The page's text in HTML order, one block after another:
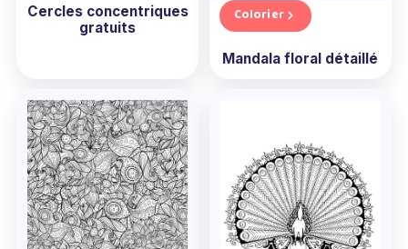
Cercles concentriques
gratuits
Colorier
Mandala floral détaillé